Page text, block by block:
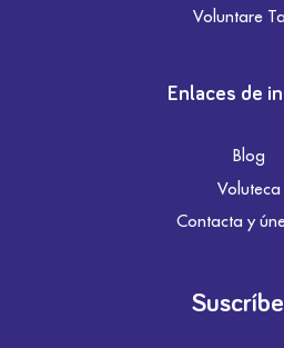
Voluntare
Enlaces de
Blog
Voluteca
Contacta y